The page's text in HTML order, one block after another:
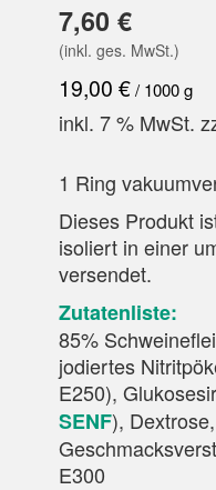
7,60 €
(inkl. ges. MwSt.)
19,00 €/ 1000 g
inkl. 7 % MwSt.
1 Ring
Dieses Produkt
isoliert in einer
versendet.
Zutatenliste:
85%
jodiertes
E250),
SENF),
E300